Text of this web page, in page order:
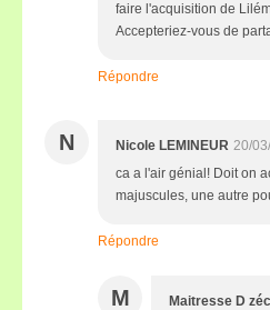
faire l'acquisition de
Accepteriez-vous de
Répondre
N Nicole LEMINEUR 20/
ca a l'air génial! Doit on
majuscules, une autre
Répondre
M Maitresse D